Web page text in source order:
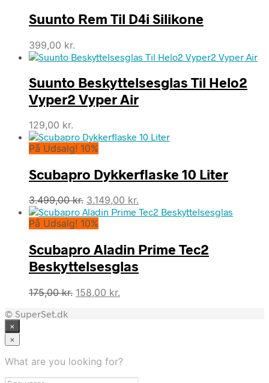
Suunto Rem Til D4i Silikone
399,00 kr.
Suunto Beskyttelsesglas Til Helo2
Vyper2 Vyper Air
129,00 kr.
På Udsalg! 10%
Scubapro Dykkerflaske 10 Liter
3.499,00kr. Den
oprindelige
pris
3.499,00 kr..
3.149,00 kr.
aktuelle
3.149,00 kr..
På Udsalg! 10%
Scubapro Aladin Prime Tec2
Beskyttelsesglas
175,00kr. Den
158,00 kr.
© SuperSet.dk
×
×
What are you looking for?